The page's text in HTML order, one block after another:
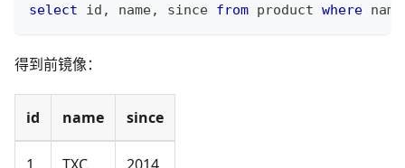
select id , name, since from product where
得到前镜像：
id name since